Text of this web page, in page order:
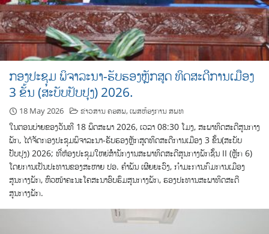
ກອງປະຊຸມ ພິຈາລະນາ-ຮັບຮອງຫຼັກສູດ ທິດສະດີການເມືອງ
3 ຂັ້ນ (ສະບັບປັບປຸງ) 2026.
18 May 2026 ຂ່າວສານ ຄອສພ,ເພສຫ້ອງການ ສພທ
ໃນຕອນບ່າຍຂອງວັນທີ 18 ພຶດສະພາ 2026, ເວລາ 08:30 ໂມງ, ສະພາທິດສະດີສູນກາງ
ພັກ, ໄດ້ຈັດກອງປະຊຸມພິຈາລະນາ-ຮັບຮອງຫຼັກສູດທິດສະດີການເມືອງ 3 ຂັ້ນ(ສະບັບ
ປັບປຸງ) 2026; ທີ່ຫ້ອງປະຊຸມໃຫຍ່ສໍໍານັກງານສະພາທິດສະດີສູນກາງພັກຊັ້ນ II (ຫຼັກ 6)
ໂດຍການເປັນປະທານຂອງສະຫາຍ ປອ. ຄໍາພັນ ເຜີຍຍະວົງ, ກໍາມະການກົມການເມືອງ
ສູນກາງພັກ, ຫົວໜ້າຄະນະໂຄສະນາອົບຮົມສູນກາງພັກ, ຮອງປະທານສະພາທິດສະດີ
ສູນກາງພັກ.